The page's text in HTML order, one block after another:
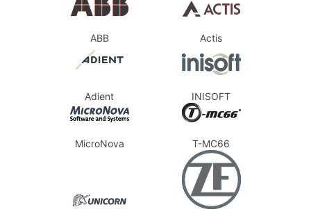
ABB Actis
Adient INISOFT
MicroNova T-MC66